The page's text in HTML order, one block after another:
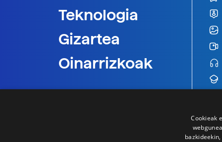
Teknologia
Gizartea
Oinarrizkoak
Cookieak